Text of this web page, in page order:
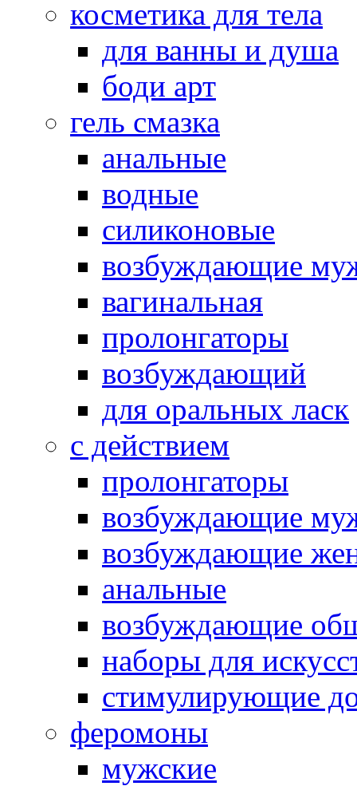
косметика для тела
для ванны и душа
боди арт
гель смазка
анальные
водные
силиконовые
возбуждающие
вагинальная
пролонгаторы
возбуждающий
для оральных ласк
с действием
пролонгаторы
возбуждающие
возбуждающие
анальные
возбуждающие
наборы для
стимулирующие
феромоны
мужские